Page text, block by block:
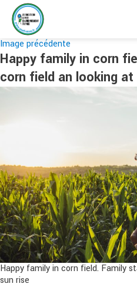
Image précédente
Happy family in corn
corn field an looking at
Happy family in corn field. Family
sun rise